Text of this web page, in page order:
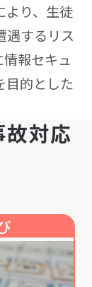
より、生徒
遇するリス
報セキュ
目的とした
故対応